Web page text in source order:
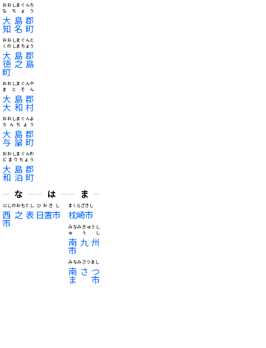
大島郡
知名町
おおしまぐんち
なちょう
大島郡
徳之島
町
おおしまぐんと
くのしまちょう
大島郡
大和村
おおしまぐんや
まとそん
大島郡
与論町
おおしまぐんよ
ろんちょう
大島郡
和泊町
おおしまぐんわ
どまりちょう
な
西之表
市
にしのおもてし
は
日置市
ひおきし
ま
枕崎市
まくらざきし
南九州
市
みなみきゅうし
ゅうし
南さつ
ま市
みなみさつまし